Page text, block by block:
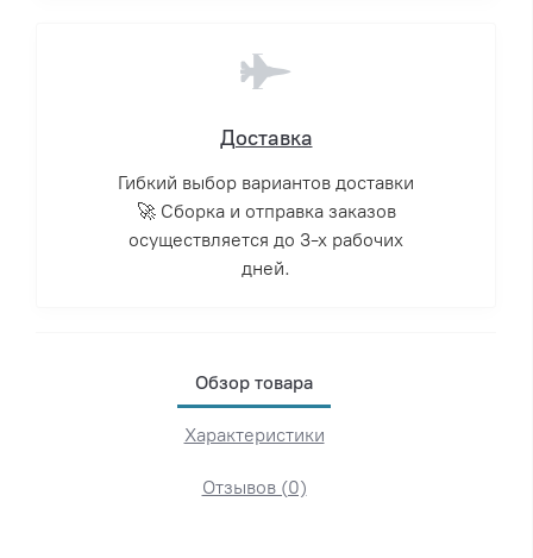
Доставка
Гибкий выбор вариантов доставки
🚀 Сборка и отправка заказов
осуществляется до 3-х рабочих
дней.
Обзор товара
Характеристики
Отзывов (0)